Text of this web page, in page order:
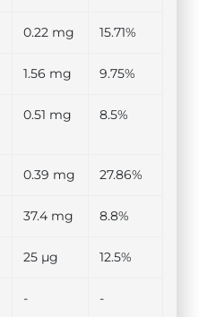
0.22 mg 15.71%
1.56 mg 9.75%
0.51 mg 8.5%
0.39 mg 27.86%
37.4 mg 8.8%
25 µg 12.5%
- -